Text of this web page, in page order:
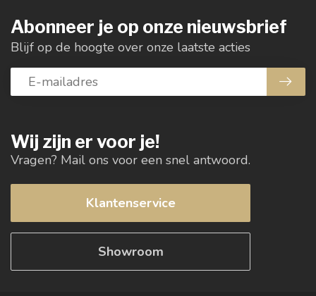
Wij zijn er voor je!
Vragen? Mail ons voor een snel antwoord.
Klantenservice
Showroom
Abonneer je op onze nieuwsbrief
Blijf op de hoogte over onze laatste acties